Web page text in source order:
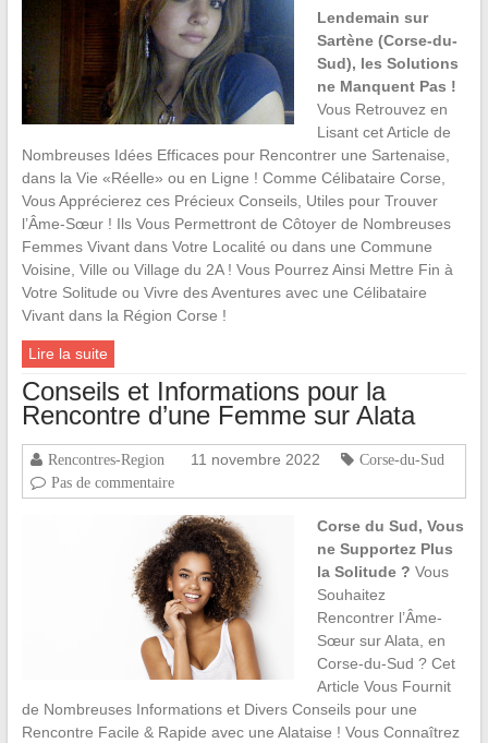
Lendemain sur
Sartène (Corse-du-
Sud), les Solutions
ne Manquent Pas !
Vous Retrouvez en
Lisant cet Article de
Nombreuses Idées Efficaces pour Rencontrer une Sartenaise,
dans la Vie «Réelle» ou en Ligne ! Comme Célibataire Corse,
Vous Apprécierez ces Précieux Conseils, Utiles pour Trouver
l’Âme-Sœur ! Ils Vous Permettront de Côtoyer de Nombreuses
Femmes Vivant dans Votre Localité ou dans une Commune
Voisine, Ville ou Village du 2A ! Vous Pourrez Ainsi Mettre Fin à
Votre Solitude ou Vivre des Aventures avec une Célibataire
Vivant dans la Région Corse !
Lire la suite
Conseils et Informations pour la
Rencontre d’une Femme sur Alata
Rencontres-Region 11 novembre 2022
Corse-du-Sud
Pas de commentaire
Corse du Sud, Vous
ne Supportez Plus
la Solitude ? Vous
Souhaitez
Rencontrer l’Âme-
Sœur sur Alata, en
Corse-du-Sud ? Cet
Article Vous Fournit
de Nombreuses Informations et Divers Conseils pour une
Rencontre Facile & Rapide avec une Alataise ! Vous Connaîtrez